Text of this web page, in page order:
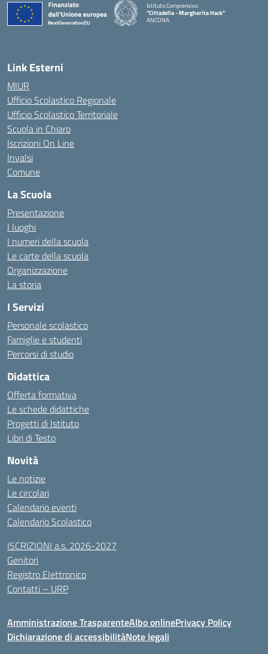
Istituto Comprensivo
“Cittadella - Margherita Hack”
ANCONA
Link Esterni
MIUR
Ufficio Scolastico Regionale
Ufficio Scolastico Territoriale
Scuola in Chiaro
Iscrizioni On Line
Invalsi
Comune
La Scuola
Presentazione
I luoghi
I numeri della scuola
Le carte della scuola
Organizzazione
La storia
I Servizi
Personale scolastico
Famiglie e studenti
Percorsi di studio
Didattica
Offerta formativa
Le schede didattiche
Progetti di Istituto
Libri di Testo
Novità
Le notizie
Le circolari
Calendario eventi
Calendario Scolastico
ISCRIZIONI a.s. 2026-2027
Genitori
Registro Elettronico
Contatti – URP
Amministrazione TrasparenteAlbo onlinePrivacy Policy
Dichiarazione di accessibilitàNote legali